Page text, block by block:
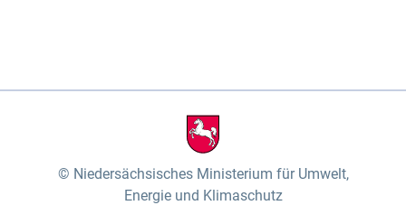
Niedersächsisches Ministerium für Umwelt,
Energie und Klimaschutz